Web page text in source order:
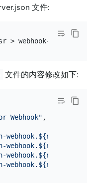
文件:
文件的内容修改如下:
Webhook" ,